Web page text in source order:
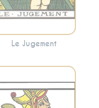
Le Jugement